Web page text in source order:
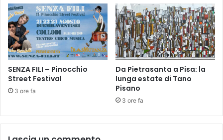
l
a
g
u
i
d
a
i
l
P
P
I
E
L
L
O
”
A
SENZA FILI – Pinocchio
Street Festival
3 ore fa
Da Pietrasanta a Pisa: la
lunga estate di Tano
Pisano
3 ore fa